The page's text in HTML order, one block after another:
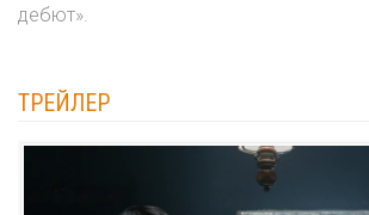
дебют».
ТРЕЙЛЕР